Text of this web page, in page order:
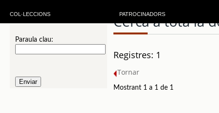
COL·LECCIONS PATROCINADORS
Paraula clau:
Cerca a tota la
Registres: 1
Tornar
Mostrant 1 a 1 de 1